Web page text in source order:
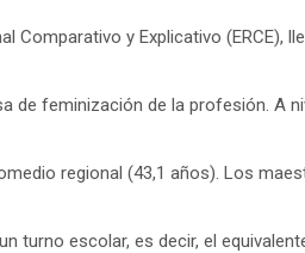
y Explicativo (ERCE),
de feminización de la profesión. A
regional (43,1 años). Los
escolar, es decir, el